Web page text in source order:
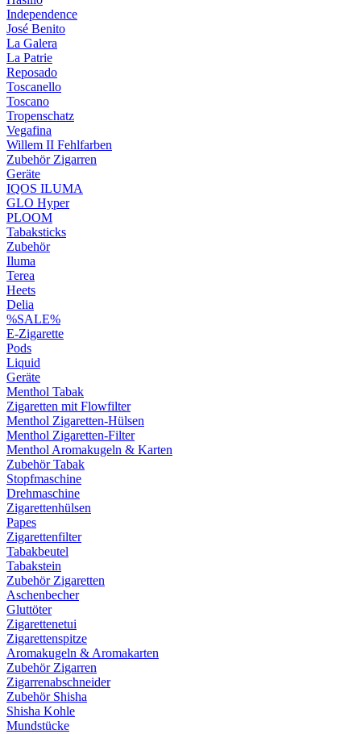
Independence
José Benito
La Galera
La Patrie
Reposado
Toscanello
Toscano
Tropenschatz
Vegafina
Willem II Fehlfarben
Zubehör Zigarren
Geräte
IQOS ILUMA
GLO Hyper
PLOOM
Tabaksticks
Zubehör
Iluma
Terea
Heets
Delia
%SALE%
E-Zigarette
Pods
Liquid
Geräte
Menthol Tabak
Zigaretten mit Flowfilter
Menthol Zigaretten-Hülsen
Menthol Zigaretten-Filter
Menthol Aromakugeln & Karten
Zubehör Tabak
Stopfmaschine
Drehmaschine
Zigarettenhülsen
Papes
Zigarettenfilter
Tabakbeutel
Tabakstein
Zubehör Zigaretten
Aschenbecher
Gluttöter
Zigarettenetui
Zigarettenspitze
Aromakugeln & Aromakarten
Zubehör Zigarren
Zigarrenabschneider
Zubehör Shisha
Shisha Kohle
Mundstücke